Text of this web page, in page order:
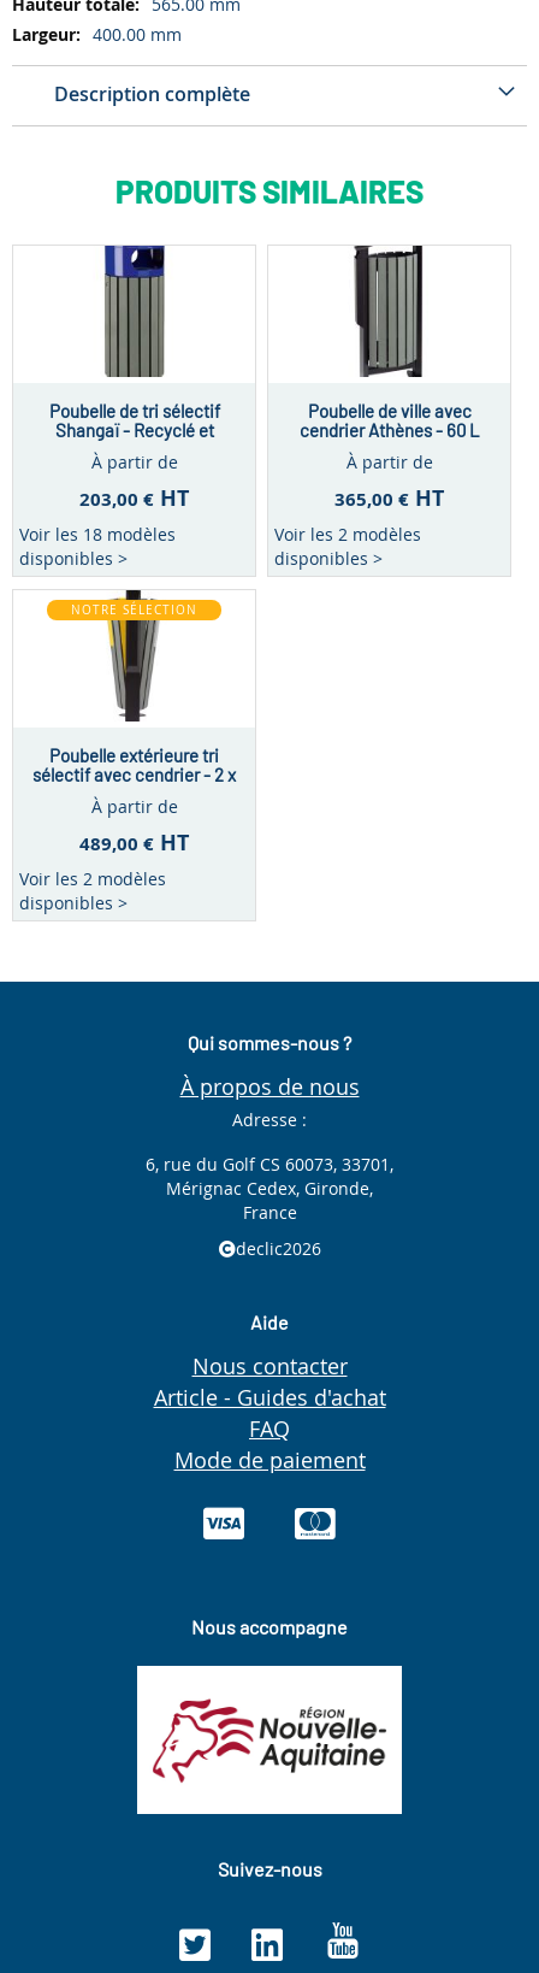
400.00 mm
Description complète
PRODUITS SIMILAIRES
Poubelle de tri sélectif
Shangaï - Recyclé et
recyclable - 60 L
À partir de
203,00 € HT
Voir les 18 modèles
disponibles >
Poubelle de ville avec
cendrier Athènes - 60 L
À partir de
365,00 € HT
Voir les 2 modèles
disponibles >
NOTRE SÉLECTION
Poubelle extérieure tri
sélectif avec cendrier - 2 x
À partir de
489,00 € HT
Voir les 2 modèles
disponibles >
Qui sommes-nous ?
À propos de nous
Adresse :
6, rue du Golf CS 60073, 33701,
Mérignac Cedex, Gironde,
France
declic2026
Aide
Nous contacter
Article - Guides d'achat
FAQ
Mode de paiement
Nous accompagne
Suivez-nous